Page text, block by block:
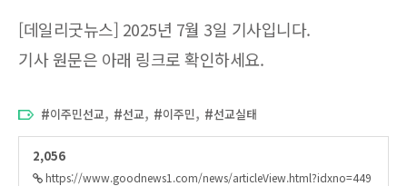
[데일리굿뉴스] 2025년 7월 3일 기사입니다.
기사 원문은 아래 링크로 확인하세요.
이주민선교, 선교, 이주민, 선교실태
2,056
https://www.goodnews1.com/news/articleView.html?idxno=449